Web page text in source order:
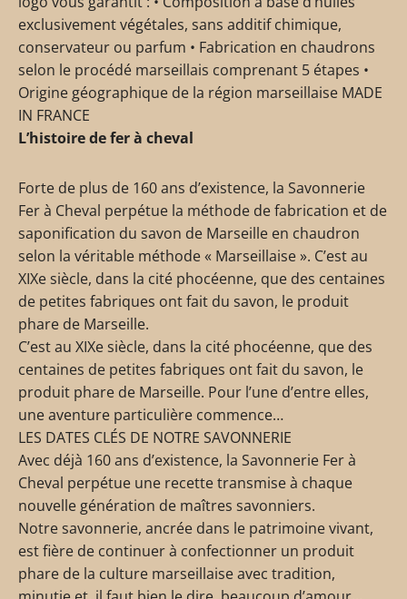
exclusivement végétales, sans additif chimique,
conservateur ou parfum • Fabrication en chaudrons
selon le procédé marseillais comprenant 5 étapes •
Origine géographique de la région marseillaise MADE
IN FRANCE
L’histoire de fer à cheval
Forte de plus de 160 ans d’existence, la Savonnerie
Fer à Cheval perpétue la méthode de fabrication et de
saponification du savon de Marseille en chaudron
selon la véritable méthode « Marseillaise ». C’est au
XIXe siècle, dans la cité phocéenne, que des centaines
de petites fabriques ont fait du savon, le produit
phare de Marseille.
C’est au XIXe siècle, dans la cité phocéenne, que des
centaines de petites fabriques ont fait du savon, le
produit phare de Marseille. Pour l’une d’entre elles,
une aventure particulière commence…
LES DATES CLÉS DE NOTRE SAVONNERIE
Avec déjà 160 ans d’existence, la Savonnerie Fer à
Cheval perpétue une recette transmise à chaque
nouvelle génération de maîtres savonniers.
Notre savonnerie, ancrée dans le patrimoine vivant,
est fière de continuer à confectionner un produit
phare de la culture marseillaise avec tradition,